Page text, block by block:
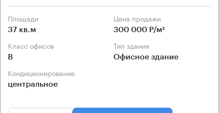
Площади
37 кв.м
Цена продажи
300 000 Р/м²
Класс офисов
B
Тип здания
Офисное здание
Кондиционирование
центральное